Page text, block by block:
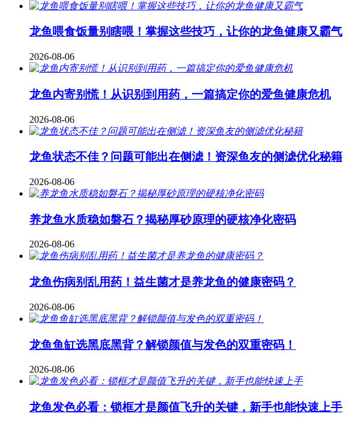
龙鱼喂食饭量别瞎喂！掌握这些技巧，让你的龙鱼健康又霸气
2026-08-06
龙鱼内寄别慌！从识别到用药，一篇搞定你的爱鱼健康危机
2026-08-06
龙鱼状态不佳？问题可能出在侧滤！资深鱼友的侧滤优化秘籍
2026-08-06
养龙鱼水质稳如磐石？揭秘厚砂原理的硬核净化密码
2026-08-06
龙鱼伤病别乱用药！益生菌才是养龙鱼的健康密码？
2026-08-06
龙鱼鱼缸选黑底黑背？解锁颜值与发色的双重密码！
2026-08-06
龙鱼发色必看：锁框才是颜值飞升的关键，新手也能快速上手